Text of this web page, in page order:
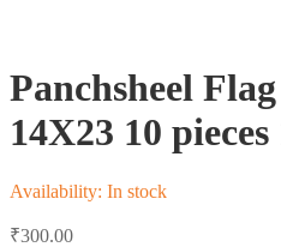
Panchsheel
14X23 10
Availability: In stock
₹300.00